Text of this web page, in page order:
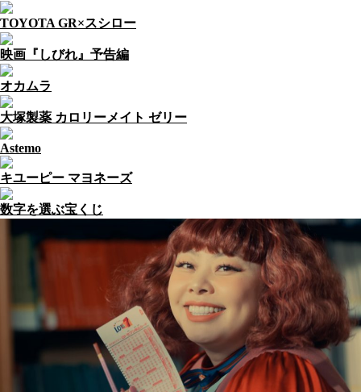
TOYOTA GR×スシロー
映画『しびれ』予告編
オカムラ
大塚製薬 カロリーメイト ゼリー
Astemo
キユーピー マヨネーズ
数字を選ぶ宝くじ